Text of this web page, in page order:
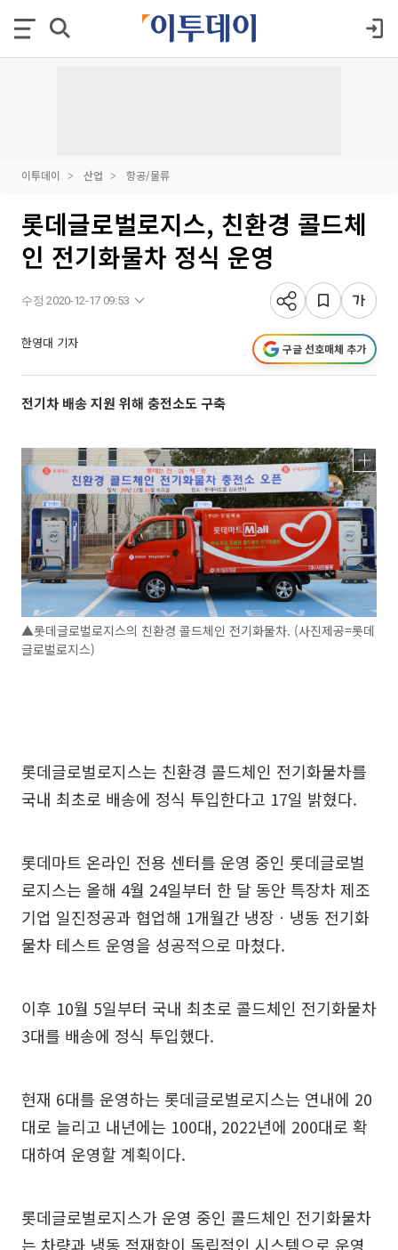
이투데이 산업 항공/물류
롯데글로벌로지스, 친환경 콜드체
인 전기화물차 정식 운영
수정 2020-12-17 09:53
한영대 기자 구글 선호매체 추가
전기차 배송 지원 위해 충전소도 구축
▲롯데글로벌로지스의 친환경 콜드체인 전기화물차. (사진제공=롯데
글로벌로지스)
롯데글로벌로지스는 친환경 콜드체인 전기화물차를
국내 최초로 배송에 정식 투입한다고 17일 밝혔다.
롯데마트 온라인 전용 센터를 운영 중인 롯데글로벌
로지스는 올해 4월 24일부터 한 달 동안 특장차 제조
기업 일진정공과 협업해 1개월간 냉장ㆍ냉동 전기화
물차 테스트 운영을 성공적으로 마쳤다.
이후 10월 5일부터 국내 최초로 콜드체인 전기화물차
3대를 배송에 정식 투입했다.
현재 6대를 운영하는 롯데글로벌로지스는 연내에 20
대로 늘리고 내년에는 100대, 2022년에 200대로 확
대하여 운영할 계획이다.
롯데글로벌로지스가 운영 중인 콜드체인 전기화물차
는 차량과 냉동 적재함이 독립적인 시스템으로 운영